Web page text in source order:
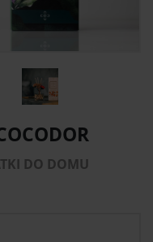
DO DOMU